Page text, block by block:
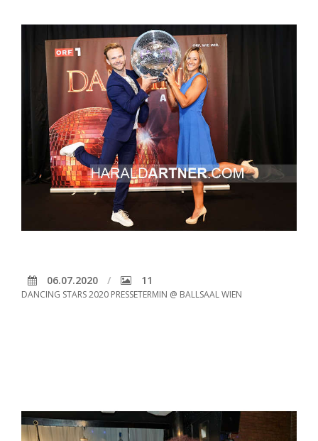
06.07.2020 11
DANCING STARS 2020 PRESSETERMIN @ BALLSAAL WIEN